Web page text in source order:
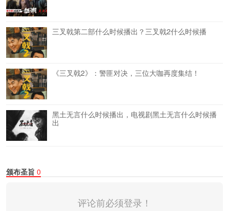
三叉戟第二部什么时候播出？三叉戟2什么时候播
《三叉戟2》：警匪对决，三位大咖再度集结！
黑土无言什么时候播出，电视剧黑土无言什么时候播
出
颁布圣旨 0
评论前必须登录！